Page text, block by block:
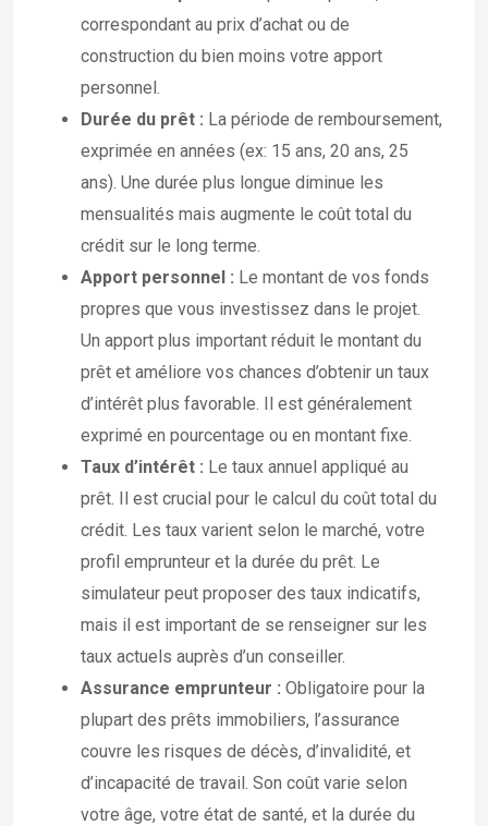
correspondant au prix d’achat ou de
construction du bien moins votre apport
personnel.
Durée du prêt : La période de remboursement,
exprimée en années (ex: 15 ans, 20 ans, 25
ans). Une durée plus longue diminue les
mensualités mais augmente le coût total du
crédit sur le long terme.
Apport personnel : Le montant de vos fonds
propres que vous investissez dans le projet.
Un apport plus important réduit le montant du
prêt et améliore vos chances d’obtenir un taux
d’intérêt plus favorable. Il est généralement
exprimé en pourcentage ou en montant fixe.
Taux d’intérêt : Le taux annuel appliqué au
prêt. Il est crucial pour le calcul du coût total du
crédit. Les taux varient selon le marché, votre
profil emprunteur et la durée du prêt. Le
simulateur peut proposer des taux indicatifs,
mais il est important de se renseigner sur les
taux actuels auprès d’un conseiller.
Assurance emprunteur : Obligatoire pour la
plupart des prêts immobiliers, l’assurance
couvre les risques de décès, d’invalidité, et
d’incapacité de travail. Son coût varie selon
votre âge, votre état de santé, et la durée du